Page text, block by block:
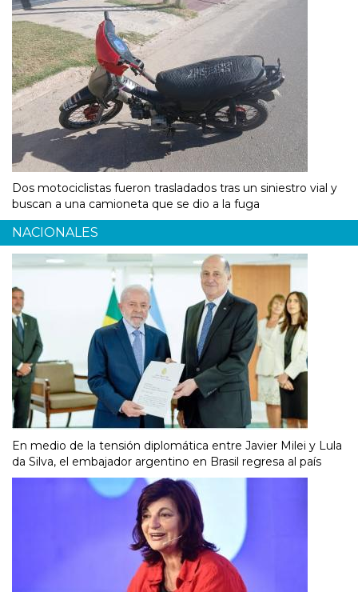
Dos motociclistas fueron trasladados tras un siniestro vial y
buscan a una camioneta que se dio a la fuga
NACIONALES
En medio de la tensión diplomática entre Javier Milei y Lula
da Silva, el embajador argentino en Brasil regresa al país